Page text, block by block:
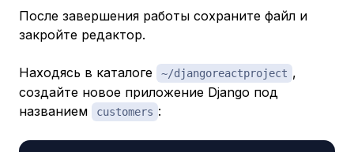
После завершения работы сохраните файл и
закройте редактор.
Находясь в каталоге ~/djangoreactproject ,
создайте новое приложение Django под
названием
customers :